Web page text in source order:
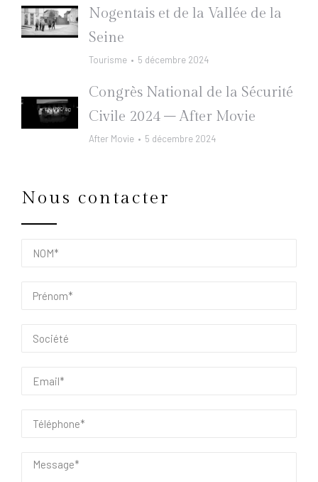
Nogentais et de la Vallée de la
Seine
Tourisme 5 décembre 2024
Congrès National de la Sécurité
Civile 2024 – After Movie
After Movie 5 décembre 2024
Nous contacter